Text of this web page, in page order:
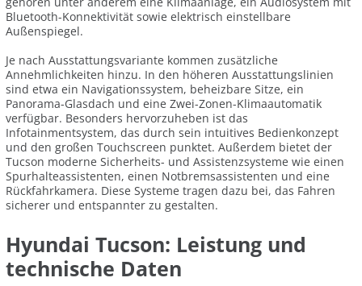
Bluetooth-Konnektivität sowie elektrisch einstellbare
Außenspiegel.
Je nach Ausstattungsvariante kommen zusätzliche
Annehmlichkeiten hinzu. In den höheren Ausstattungslinien
sind etwa ein Navigationssystem, beheizbare Sitze, ein
Panorama-Glasdach und eine Zwei-Zonen-Klimaautomatik
verfügbar. Besonders hervorzuheben ist das
Infotainmentsystem, das durch sein intuitives Bedienkonzept
und den großen Touchscreen punktet. Außerdem bietet der
Tucson moderne Sicherheits- und Assistenzsysteme wie einen
Spurhalteassistenten, einen Notbremsassistenten und eine
Rückfahrkamera. Diese Systeme tragen dazu bei, das Fahren
sicherer und entspannter zu gestalten.
Hyundai Tucson: Leistung und
technische Daten